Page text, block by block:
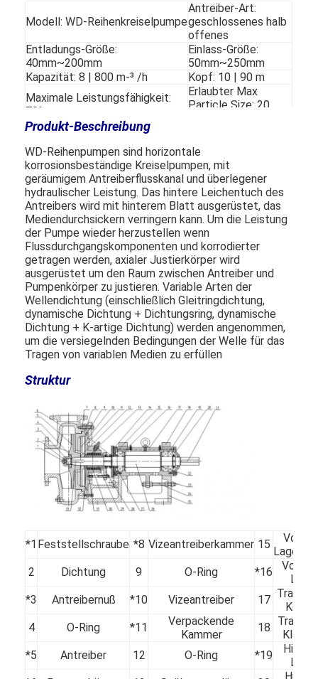
Zuhause
Produkte
Videos
Modell: WD-Reihenkreiselpumpe
Antreiber-Art:
geschlossenes halb
offenes
Entladungs-Größe:
40mm~200mm
Einlass-Größe:
50mm~250mm
Kapazität: 8 | 800 m-³ /h
Kopf: 10 | 90 m
Maximale Leistungsfähigkeit:
70%
Erlaubter Max
Particle Size: 20
Dichtungs-Art:
Gleitringdichtung/dynamische
Dichtung/Dichtungsring
U/min: 1450 r/min
Produkt-Beschreibung
WD-Reihenpumpen sind horizontale
korrosionsbeständige Kreiselpumpen, mit
geräumigem Antreiberflusskanal und überlegener
hydraulischer Leistung. Das hintere Leichentuch des
Antreibers wird mit hinterem Blatt ausgerüstet, das
Mediendurchsickern verringern kann. Um die Leistung
der Pumpe wieder herzustellen wenn
Flussdurchgangskomponenten und korrodierter
getragen werden, axialer Justierkörper wird
ausgerüstet um den Raum zwischen Antreiber und
Pumpenkörper zu justieren. Variable Arten der
Wellendichtung (einschließlich Gleitringdichtung,
dynamische Dichtung + Dichtungsring, dynamische
Dichtung + K-artige Dichtung) werden angenommen,
um die versiegelnden Bedingungen der Welle für das
Tragen von variablen Medien zu erfüllen
Struktur
*1 Feststellschraube *8 Vizeantreiberkammer 15
2
Dichtung 9 O-Ring *16
*3
Antreibernuß *10 Vizeantreiber 17 Tragen
4
O-Ring *11
Verpackende
Kammer
18
Tragen
*5
Antreiber 12 O-Ring *19